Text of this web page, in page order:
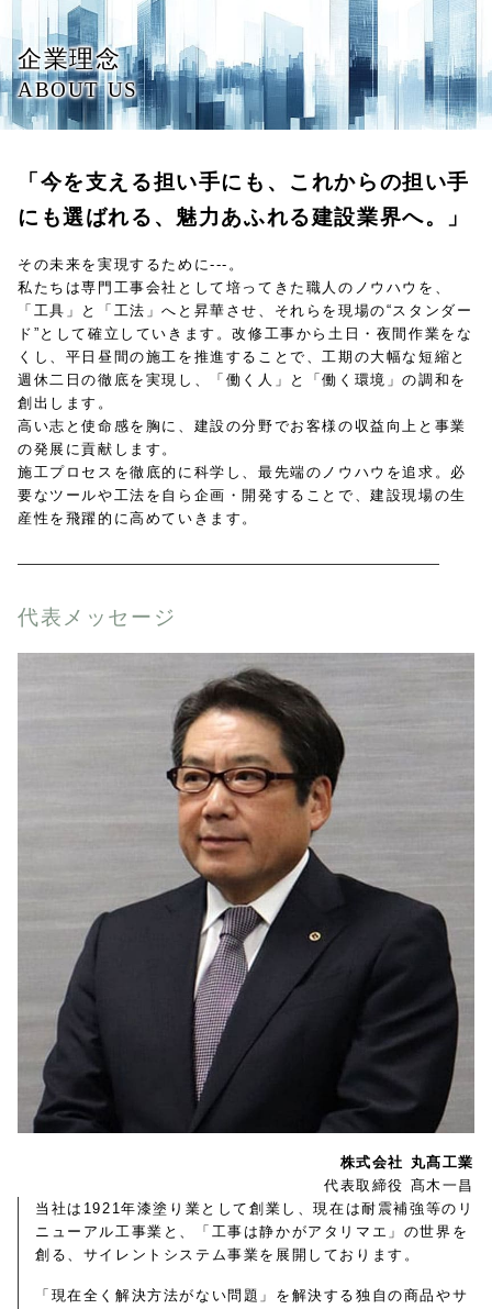
企業理念
ABOUT US
「今を支える担い手にも、これからの担い手
にも選ばれる、魅力あふれる建設業界へ。」
その未来を実現するために---。
私たちは専門工事会社として培ってきた職人のノウハウを、
「工具」と「工法」へと昇華させ、それらを現場の“スタンダー
ド”として確立していきます。改修工事から土日・夜間作業をな
くし、平日昼間の施工を推進することで、工期の大幅な短縮と
週休二日の徹底を実現し、「働く人」と「働く環境」の調和を
創出します。
高い志と使命感を胸に、建設の分野でお客様の収益向上と事業
の発展に貢献します。
施工プロセスを徹底的に科学し、最先端のノウハウを追求。必
要なツールや工法を自ら企画・開発することで、建設現場の生
産性を飛躍的に高めていきます。
代表メッセージ
当社は1921年漆塗り業として創業し、現在は耐震補強等のリ
ニューアル工事業と、「工事は静かがアタリマエ」の世界を
創る、サイレントシステム事業を展開しております。
「現在全く解決方法がない問題」を解決する独自の商品やサ
株式会社 丸髙工業
代表取締役 髙木一昌